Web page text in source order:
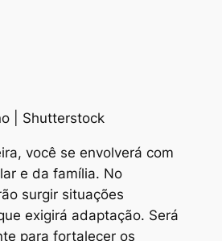
| Shutterstock
você se envolverá com
e da família. No
surgir situações
exigirá adaptação. Será
para fortalecer os